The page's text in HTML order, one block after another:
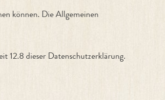
können. Die Allgemeinen
12.8 dieser Datenschutzerklärung.